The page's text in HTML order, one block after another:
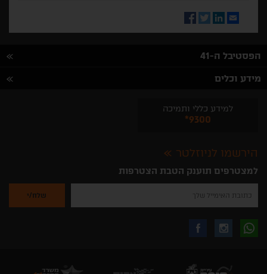
Email
LinkedIn
Twitter
Facebook
הפסטיבל ה-41
מידע וכלים
למידע כללי ותמיכה
*9300
הירשמו לניוזלטר
למצטרפים תוענק הטבת הצטרפות
להזין
שלך
לקבלת
באינסטגרם
עקבו
בפייסבוק